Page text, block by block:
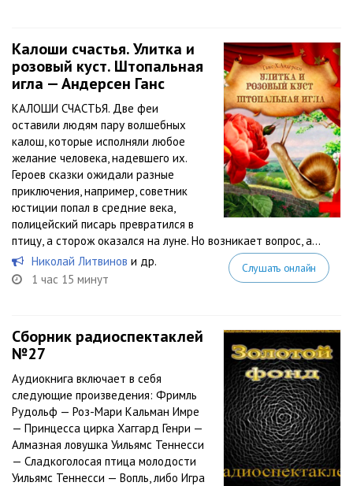
Калоши счастья. Улитка и
розовый куст. Штопальная
игла — Андерсен Ганс
КАЛОШИ СЧАСТЬЯ. Две феи
оставили людям пару волшебных
калош, которые исполняли любое
желание человека, надевшего их.
Героев сказки ожидали разные
приключения, например, советник
юстиции попал в средние века,
полицейский писарь превратился в
птицу, а сторож оказался на луне. Но возникает вопрос, а...
Николай Литвинов и др.
1 час 15 минут
Слушать онлайн
Сборник радиоспектаклей
№27
Аудиокнига включает в себя
следующие произведения: Фримль
Рудольф — Роз-Мари Кальман Имре
— Принцесса цирка Хаггард Генри —
Алмазная ловушка Уильямс Теннесси
— Сладкоголосая птица молодости
Уильямс Теннесси — Вопль, либо Игра